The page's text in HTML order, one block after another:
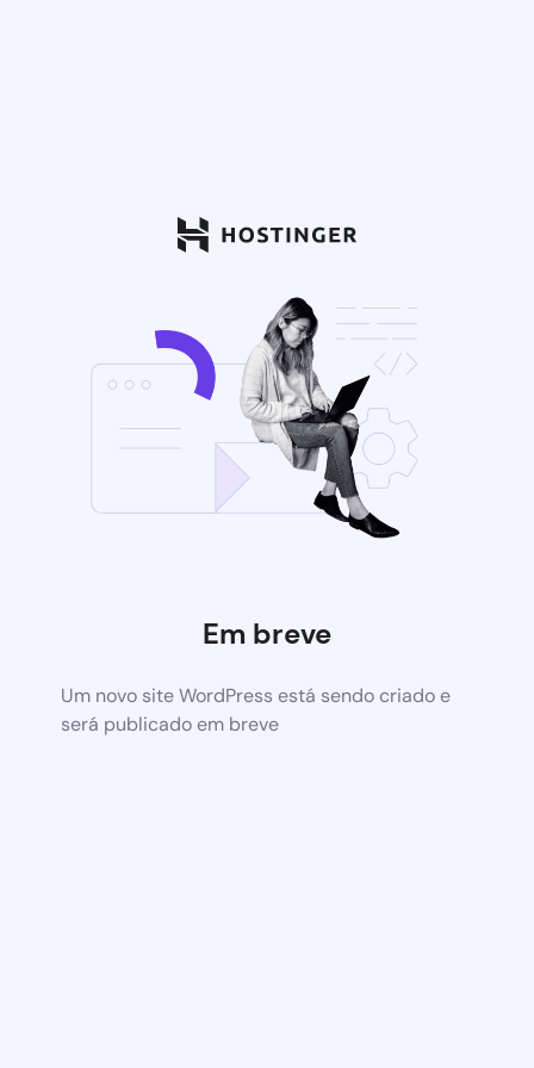
Em breve
Um novo site WordPress está sendo criado e
será publicado em breve